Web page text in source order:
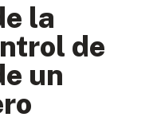
la
de
un